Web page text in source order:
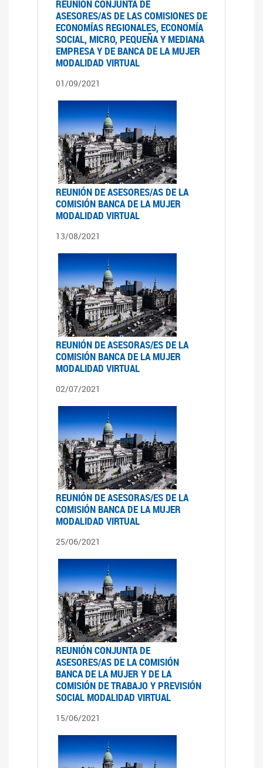
REUNIÓN CONJUNTA DE
ASESORES/AS DE LAS COMISIONES DE
ECONOMÍAS REGIONALES, ECONOMÍA
SOCIAL, MICRO, PEQUEÑA Y MEDIANA
EMPRESA Y DE BANCA DE LA MUJER
MODALIDAD VIRTUAL
01/09/2021
REUNIÓN DE ASESORES/AS DE LA
COMISIÓN BANCA DE LA MUJER
MODALIDAD VIRTUAL
13/08/2021
REUNIÓN DE ASESORAS/ES DE LA
COMISIÓN BANCA DE LA MUJER
MODALIDAD VIRTUAL
02/07/2021
REUNIÓN DE ASESORAS/ES DE LA
COMISIÓN BANCA DE LA MUJER
MODALIDAD VIRTUAL
25/06/2021
REUNIÓN CONJUNTA DE
ASESORES/AS DE LA COMISIÓN
BANCA DE LA MUJER Y DE LA
COMISIÓN DE TRABAJO Y PREVISIÓN
SOCIAL MODALIDAD VIRTUAL
15/06/2021